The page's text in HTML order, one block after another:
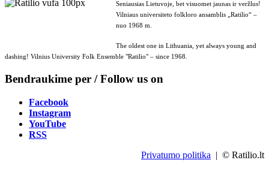
Seniausias Lietuvoje, bet visuomet jaunas ir veržlus!
Vilniaus universiteto folkloro ansamblis „Ratilio“ –
nuo 1968 m.
The oldest one in Lithuania, yet always young and
dashing! Vilnius University Folk Ensemble "Ratilio" – since 1968.
Bendraukime per / Follow us on
Facebook
Instagram
YouTube
RSS
Privatumo politika | © Ratilio.lt